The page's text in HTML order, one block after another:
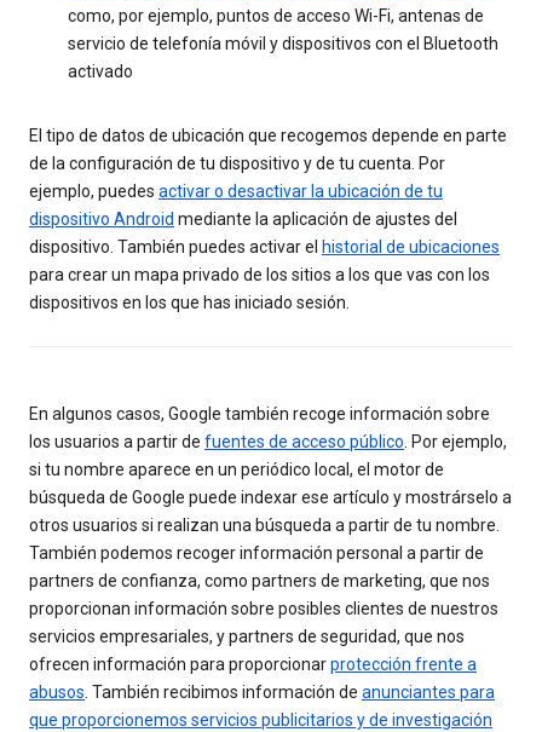
como, por ejemplo, puntos de acceso Wi-Fi, antenas de
servicio de telefonía móvil y dispositivos con el Bluetooth
activado
El tipo de datos de ubicación que recogemos depende en parte
de la configuración de tu dispositivo y de tu cuenta. Por
ejemplo, puedes activar o desactivar la ubicación de tu
dispositivo Android mediante la aplicación de ajustes del
dispositivo. También puedes activar el historial de ubicaciones
para crear un mapa privado de los sitios a los que vas con los
dispositivos en los que has iniciado sesión.
En algunos casos, Google también recoge información sobre
los usuarios a partir de fuentes de acceso público. Por ejemplo,
si tu nombre aparece en un periódico local, el motor de
búsqueda de Google puede indexar ese artículo y mostrárselo a
otros usuarios si realizan una búsqueda a partir de tu nombre.
También podemos recoger información personal a partir de
partners de confianza, como partners de marketing, que nos
proporcionan información sobre posibles clientes de nuestros
servicios empresariales, y partners de seguridad, que nos
ofrecen información para proporcionarprotección frente a
abusos. También recibimos información de anunciantes para
que proporcionemos servicios publicitarios y de investigación